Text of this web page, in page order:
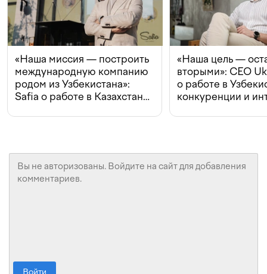
«Наша миссия — построить
международную компанию
родом из Узбекистана»:
Safia о работе в Казахстане,
«Наша цель —
вторыми»: CEO
о работе в
конкуренции и